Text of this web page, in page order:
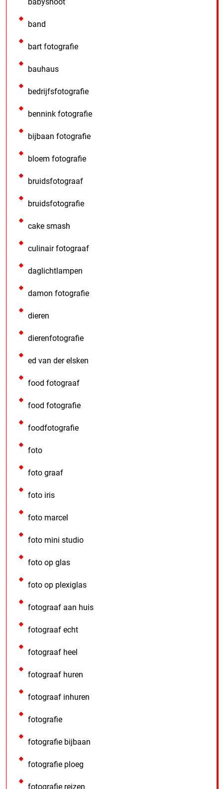
babyshoot
band
bart fotografie
bauhaus
bedrijfsfotografie
bennink fotografie
bijbaan fotografie
bloem fotografie
bruidsfotograaf
bruidsfotografie
cake smash
culinair fotograaf
daglichtlampen
damon fotografie
dieren
dierenfotografie
ed van der elsken
food fotograaf
food fotografie
foodfotografie
foto
foto graaf
foto iris
foto marcel
foto mini studio
foto op glas
foto op plexiglas
fotograaf aan huis
fotograaf echt
fotograaf heel
fotograaf huren
fotograaf inhuren
fotografie
fotografie bijbaan
fotografie ploeg
fotografie reizen